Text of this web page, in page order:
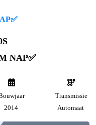
NAP✅
2014
Transmissie
Automaat